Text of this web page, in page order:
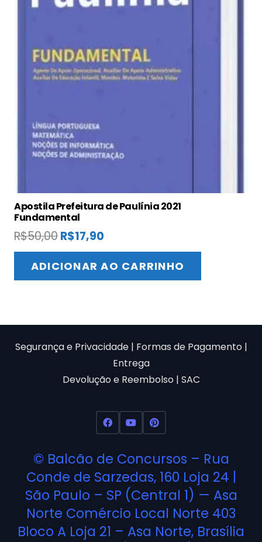
Apostila Prefeitura de Paulínia 2021
Fundamental
R$50,00O
preço
original
era:
R$17,90
preço
atual
é:
ADICIONAR AO CARRINHO
Segurança e Privacidade| Formas de Pagamento|
Entrega
Devolução e Reembolso| SAC
© Balcão de Concursos – Rua
Conde de Sarzedas, 160 Loja 24 |
São Paulo – SP (Central 1) — Asa
Norte Comércio Local Norte 403
Bloco A Loja 21 – Asa Norte, Brasília